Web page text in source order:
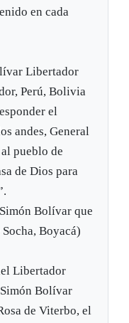
en cada
Perú, Bolivia
el
andes, General
pueblo de
de Dios para
Bolívar que
Boyacá)
Libertador
Bolívar
de Viterbo, el